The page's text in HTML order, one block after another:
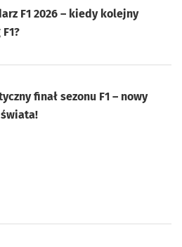
F1 2026 – kiedy kolejny
finał sezonu F1 – nowy